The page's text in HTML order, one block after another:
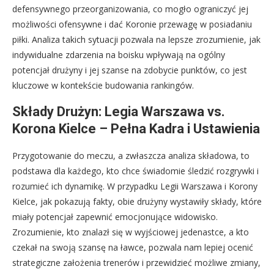
defensywnego przeorganizowania, co mogło ograniczyć jej
możliwości ofensywne i dać Koronie przewagę w posiadaniu
piłki. Analiza takich sytuacji pozwala na lepsze zrozumienie, jak
indywidualne zdarzenia na boisku wpływają na ogólny
potencjał drużyny i jej szanse na zdobycie punktów, co jest
kluczowe w kontekście budowania rankingów.
Składy Drużyn: Legia Warszawa vs.
Korona Kielce – Pełna Kadra i Ustawienia
Przygotowanie do meczu, a zwłaszcza analiza składowa, to
podstawa dla każdego, kto chce świadomie śledzić rozgrywki i
rozumieć ich dynamikę. W przypadku Legii Warszawa i Korony
Kielce, jak pokazują fakty, obie drużyny wystawiły składy, które
miały potencjał zapewnić emocjonujące widowisko.
Zrozumienie, kto znalazł się w wyjściowej jedenastce, a kto
czekał na swoją szansę na ławce, pozwala nam lepiej ocenić
strategiczne założenia trenerów i przewidzieć możliwe zmiany,